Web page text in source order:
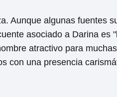
Aunque algunas fuentes
asociado a Darina es
atractivo para
con una presencia